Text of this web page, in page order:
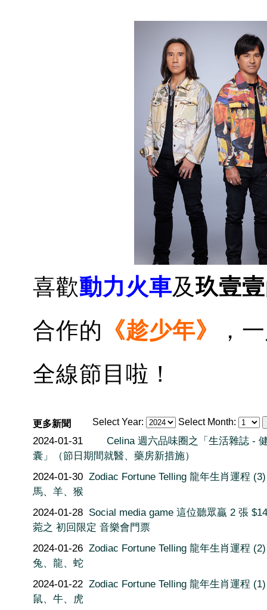
喜歡動力火車及玖壹壹
合作的 《趁少年》
，
全線節目啦！
Select Year: Select Month:
更多新聞
2024-01-31
Celina 週六品味圈之「生活雜誌 -
囊」（節日期間就醫、藥房新措施）
2024-01-30 Zodiac Fortune Telling 龍年生肖運程
馬、羊、猴
2024-01-28 Social media game 這位聽眾贏 2 張
菀之 初回限定 音樂會門票
2024-01-26 Zodiac Fortune Telling 龍年生肖運程
兔、龍、蛇
2024-01-22 Zodiac Fortune Telling 龍年生肖運程
鼠、牛、虎